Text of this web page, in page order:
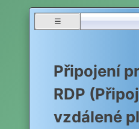
☰
Připojení
RDP
vzdálené